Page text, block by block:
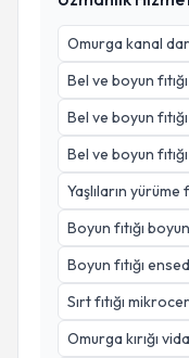
Omurga kanal
Bel ve boyun
Bel ve boyun
Bel ve boyun
Yaşlıların
Boyun fıtığı
Boyun fıtığı
Sırt fıtığı
Omurga kırığı